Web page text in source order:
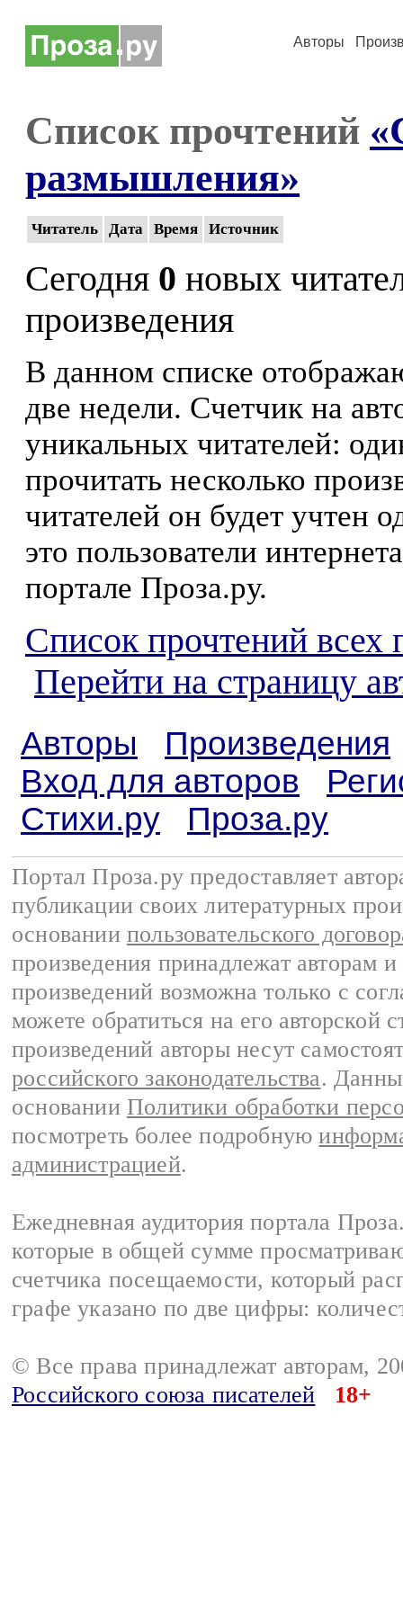
Авторы
Список прочтений
размышления»
Читатель Дата Время Источник
Сегодня 0 новых
произведения
В данном списке
две недели. Счетчик на
уникальных читателей:
прочитать несколько
читателей он будет учтен
это пользователи
портале Проза.ру.
Список прочтений всех
Перейти на страницу
Авторы
Произведения
Вход для авторов
Стихи.ру
Проза.ру
Портал Проза.ру предоставляет
публикации своих литературных
основании пользовательского
произведения принадлежат авторам
произведений возможна только с
можете обратиться на его авторской
произведений авторы несут
российского законодательства.
основании Политики обработки
посмотреть более подробную
администрацией.
Ежедневная аудитория портала
которые в общей сумме
счетчика посещаемости, который
графе указано по две цифры:
© Все права принадлежат авторам,
Российского союза писателей
18+